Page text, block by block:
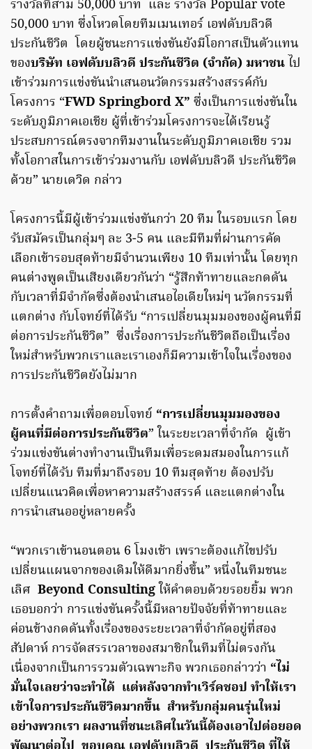
รางวัลที่สาม 50,000 บาท และ รางวัล Popular vote
50,000 บาท ซึ่งโหวตโดยทีมเมนเทอร์ เอฟดับบลิวดี
ประกันชีวิต โดยผู้ชนะการแข่งขันยังมีโอกาสเป็นตัวแทน
ของบริษัท เอฟดับบลิวดี ประกันชีวิต (จำกัด) มหาชน ไป
เข้าร่วมการแข่งขันนำเสนอนวัตกรรมสร้างสรรค์กับ
โครงการ “FWD Springbord X” ซึ่งเป็นการแข่งขันใน
ระดับภูมิภาคเอเชีย ผู้ที่เข้าร่วมโครงการจะได้เรียนรู้
ประสบการณ์ตรงจากทีมงานในระดับภูมิภาคเอเชีย รวม
ทั้งโอกาสในการเข้าร่วมงานกับ เอฟดับบลิวดี ประกันชีวิต
ด้วย” นายเดวิด กล่าว
โครงการนี้มีผู้เข้าร่วมแข่งขันกว่า 20 ทีม ในรอบแรก โดย
รับสมัครเป็นกลุ่มๆ ละ 3-5 คน และมีทีมที่ผ่านการคัด
เลือกเข้ารอบสุดท้ายมีจำนวนเพียง 10 ทีมเท่านั้น โดยทุก
คนต่างพูดเป็นเสียงเดียวกันว่า “รู้สึกท้าทายและกดดัน
กับเวลาที่มีจำกัดซึ่งต้องนำเสนอไอเดียใหม่ๆ นวัตกรรมที่
แตกต่าง กับโจทย์ที่ได้รับ “การเปลี่ยนมุมมองของผู้คนที่มี
ต่อการประกันชีวิต” ซึ่งเรื่องการประกันชีวิตถือเป็นเรื่อง
ใหม่สำหรับพวกเราและเราเองก็มีความเข้าใจในเรื่องของ
การประกันชีวิตยังไม่มาก
การตั้งคำถามเพื่อตอบโจทย์ “การเปลี่ยนมุมมองของ
ผู้คนที่มีต่อการประกันชีวิต” ในระยะเวลาที่จำกัด ผู้เข้า
ร่วมแข่งขันต่างทำงานเป็นทีมเพื่อระดมสมองในการแก้
โจทย์ที่ได้รับ ทีมที่มาถึงรอบ 10 ทีมสุดท้าย ต้องปรับ
เปลี่ยนแนวคิดเพื่อหาความสร้างสรรค์ และแตกต่างใน
การนำเสนออยู่หลายครั้ง
“พวกเราเข้านอนตอน 6 โมงเช้า เพราะต้องแก้ไขปรับ
เปลี่ยนแผนจากของเดิมให้ดีมากยิ่งขึ้น” หนึ่งในทีมชนะ
เลิศ Beyond Consultingให้คำตอบด้วยรอยยิ้ม พวก
เธอบอกว่า การแข่งขันครั้งนี้มีหลายปัจจัยที่ท้าทายและ
ค่อนข้างกดดันทั้งเรื่องของระยะเวลาที่จำกัดอยู่ที่สอง
สัปดาห์ การจัดสรรเวลาของสมาชิกในทีมที่ไม่ตรงกัน
เนื่องจากเป็นการรวมตัวเฉพาะกิจ พวกเธอกล่าวว่า “ไม่
มั่นใจเลยว่าจะทำได้ แต่หลังจากทำเวิร์คชอป ทำให้เรา
เข้าใจการประกันชีวิตมากขึ้น สำหรับกลุ่มคนรุ่นใหม่
อย่างพวกเรา ผลงานที่ชนะเลิศในวันนี้ต้องเอาไปต่อยอด